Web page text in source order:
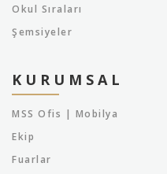
Okul Sıraları
Şemsiyeler
KURUMSAL
MSS Ofis | Mobilya
Ekip
Fuarlar